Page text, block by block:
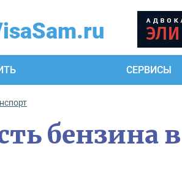
СЕРВИСЫ
бензина